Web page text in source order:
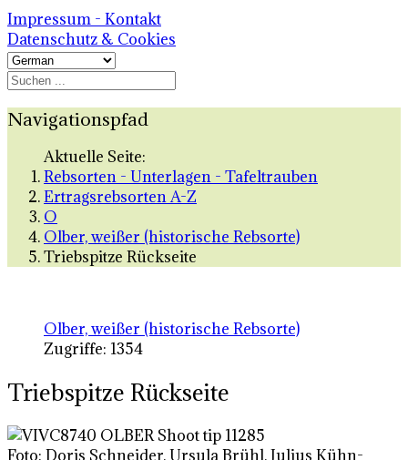
Impressum - Kontakt
Datenschutz & Cookies
Navigationspfad
Aktuelle Seite:
Rebsorten - Unterlagen - Tafeltrauben
Ertragsrebsorten A-Z
O
Olber, weißer (historische Rebsorte)
Triebspitze Rückseite
Olber, weißer (historische Rebsorte)
Zugriffe: 1354
Triebspitze Rückseite
Foto: Doris Schneider, Ursula Brühl, Julius Kühn-